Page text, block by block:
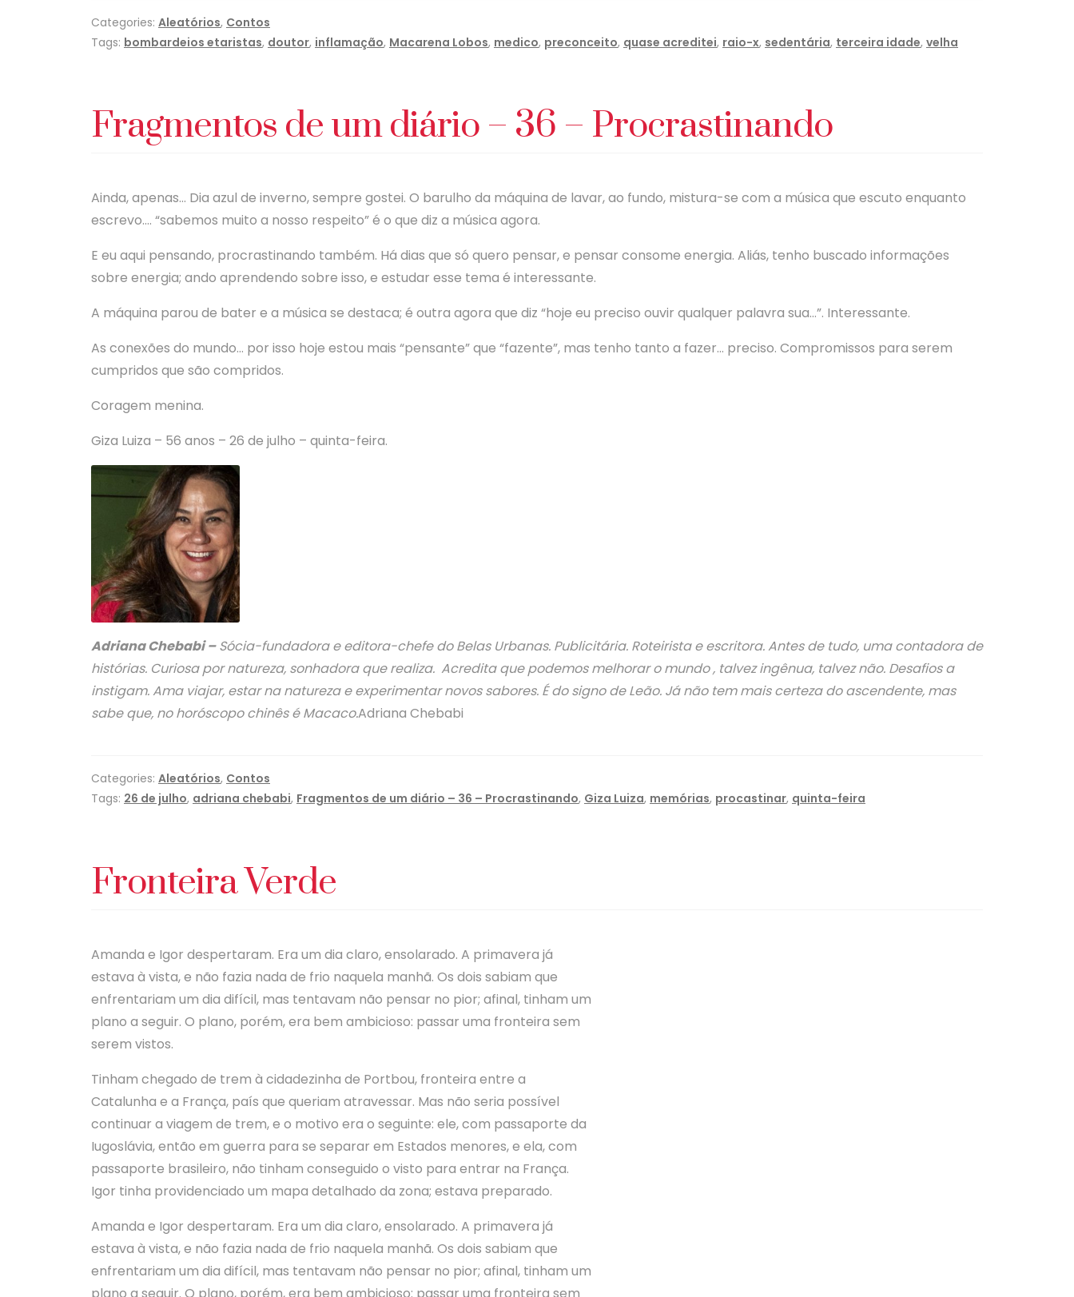
Categories: Aleatórios, Contos
Tags: bombardeios etaristas, doutor, inflamação, Macarena Lobos, medico, preconceito, quase acreditei, raio-x, sedentária, terceira idade, velha
Fragmentos de um diário – 36 – Procrastinando
Ainda, apenas… Dia azul de inverno, sempre gostei. O barulho da máquina de lavar, ao fundo, mistura-se com a música que escuto enquanto
escrevo…. “sabemos muito a nosso respeito” é o que diz a música agora.
E eu aqui pensando, procrastinando também. Há dias que só quero pensar, e pensar consome energia. Aliás, tenho buscado informações
sobre energia; ando aprendendo sobre isso, e estudar esse tema é interessante.
A máquina parou de bater e a música se destaca; é outra agora que diz “hoje eu preciso ouvir qualquer palavra sua…”. Interessante.
As conexões do mundo… por isso hoje estou mais “pensante” que “fazente”, mas tenho tanto a fazer… preciso. Compromissos para serem
cumpridos que são compridos.
Coragem menina.
Giza Luiza – 56 anos – 26 de julho – quinta-feira.
Adriana Chebabi –Sócia-fundadora e editora-chefe do Belas Urbanas. Publicitária. Roteirista e escritora. Antes de tudo, uma contadora de
histórias. Curiosa por natureza, sonhadora que realiza. Acredita que podemos melhorar o mundo , talvez ingênua, talvez não. Desafios a
instigam. Ama viajar, estar na natureza e experimentar novos sabores. É do signo de Leão. Já não tem mais certeza do ascendente, mas
sabe que, no horóscopo chinês é Macaco.Adriana Chebabi
Categories: Aleatórios, Contos
Tags: 26 de julho, adriana chebabi, Fragmentos de um diário – 36 – Procrastinando, Giza Luiza, memórias, procastinar, quinta-feira
Fronteira Verde
Amanda e Igor despertaram. Era um dia claro, ensolarado. A primavera já
estava à vista, e não fazia nada de frio naquela manhã. Os dois sabiam que
enfrentariam um dia difícil, mas tentavam não pensar no pior; afinal, tinham um
plano a seguir. O plano, porém, era bem ambicioso: passar uma fronteira sem
serem vistos.
Tinham chegado de trem à cidadezinha de Portbou, fronteira entre a
Catalunha e a França, país que queriam atravessar. Mas não seria possível
continuar a viagem de trem, e o motivo era o seguinte: ele, com passaporte da
Iugoslávia, então em guerra para se separar em Estados menores, e ela, com
passaporte brasileiro, não tinham conseguido o visto para entrar na França.
Igor tinha providenciado um mapa detalhado da zona; estava preparado.
Amanda e Igor despertaram. Era um dia claro, ensolarado. A primavera já
estava à vista, e não fazia nada de frio naquela manhã. Os dois sabiam que
enfrentariam um dia difícil, mas tentavam não pensar no pior; afinal, tinham um